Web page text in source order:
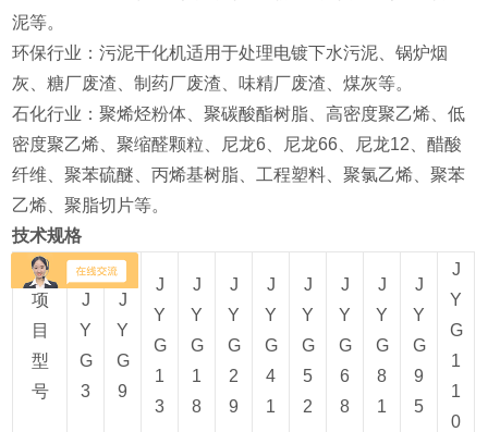
泥等‌。
‌环保行业‌：污泥干化机适用于处理电镀下水污泥、锅炉烟
灰、糖厂废渣、制药厂废渣、味精厂废渣、煤灰等‌。
‌石化行业‌：聚烯烃粉体、聚碳酸酯树脂、高密度聚乙烯、低
密度聚乙烯、聚缩醛颗粒、尼龙6、尼龙66、尼龙12、醋酸
纤维、聚苯硫醚、丙烯基树脂、工程塑料、聚氯乙烯、聚苯
乙烯、聚脂切片等‌。
技术规格
项
目
型
号
J
Y
G
3
J
Y
G
9
J
Y
G
1
3
J
Y
G
1
8
J
Y
G
2
9
J
Y
G
4
1
J
Y
G
5
2
J
Y
G
6
8
J
Y
G
8
1
J
Y
G
9
5
J
Y
G
1
1
0